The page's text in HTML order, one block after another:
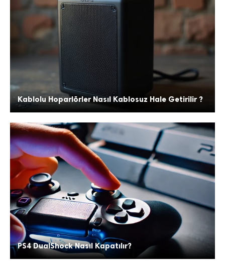
Kablolu Hoparlörler Nasıl Kablosuz Hale Getirilir ?
PS4 DualShock Nasıl Kapatılır?